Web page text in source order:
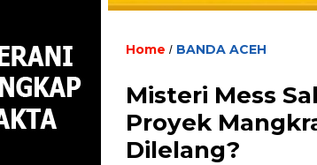
Home / BANDA ACEH
Misteri Mess
Proyek
Dilelang?